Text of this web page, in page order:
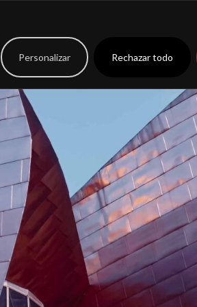
Personalizar Rechazar todo